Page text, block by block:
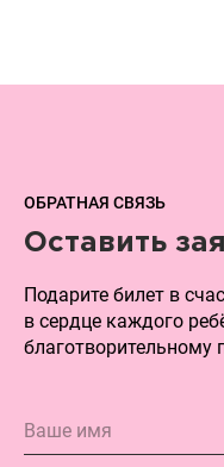
ОБРАТНАЯ СВЯЗЬ
Оставить
Подарите билет в
в сердце каждого
благотворительному